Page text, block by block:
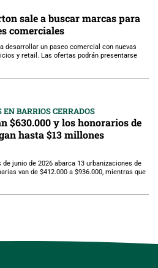
sale a buscar marcas para
comerciales
desarrollar un paseo comercial con nuevas
y retail. Las ofertas podrán presentarse
BARRIOS CERRADOS
$630.000 y los honorarios de
hasta $13 millones
junio de 2026 abarca 13 urbanizaciones de
van de $412.000 a $936.000, mientras que